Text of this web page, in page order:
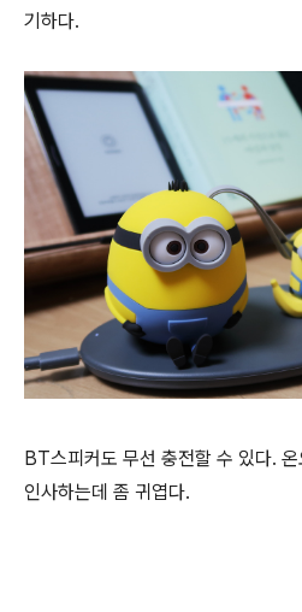
기하다.
BT스피커도 무선 충전할 수 있다.
인사하는데 좀 귀엽다.